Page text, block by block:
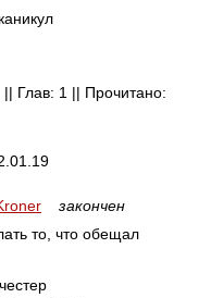
Глав: 1 || Прочитано:
закончен
то, что обещал